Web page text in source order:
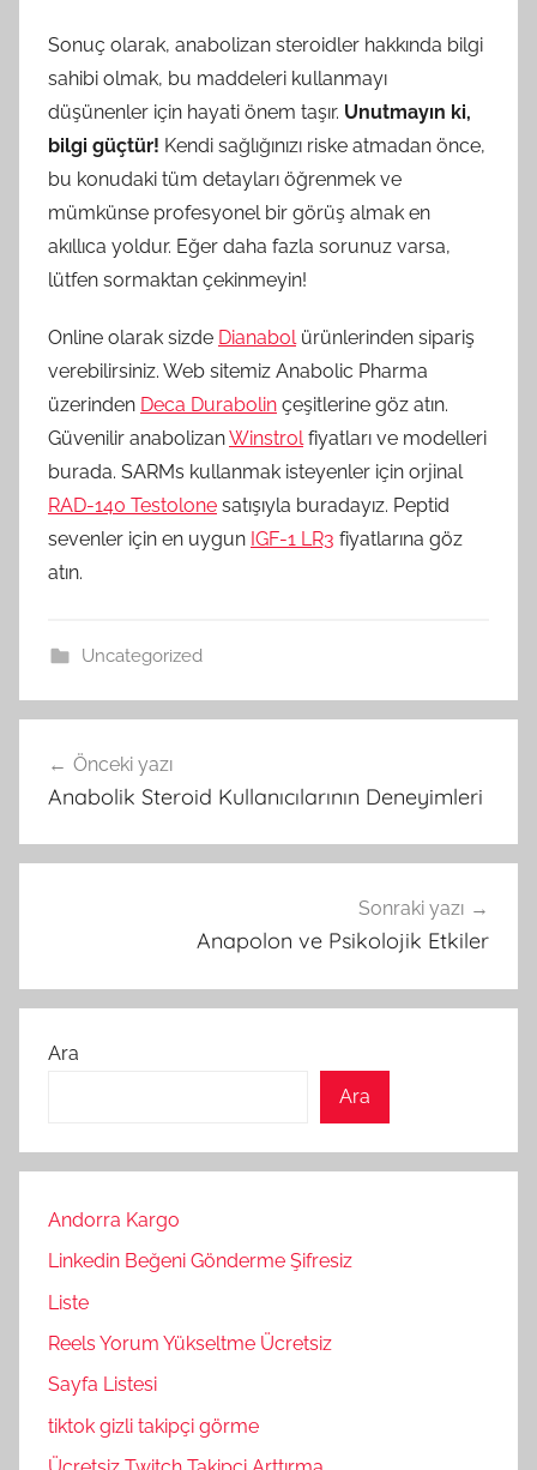
Sonuç olarak, anabolizan steroidler hakkında bilgi
sahibi olmak, bu maddeleri kullanmayı
düşünenler için hayati önem taşır. Unutmayın ki,
bilgi güçtür! Kendi sağlığınızı riske atmadan önce,
bu konudaki tüm detayları öğrenmek ve
mümkünse profesyonel bir görüş almak en
akıllıca yoldur. Eğer daha fazla sorunuz varsa,
lütfen sormaktan çekinmeyin!
Online olarak sizde Dianabol ürünlerinden sipariş
verebilirsiniz. Web sitemiz Anabolic Pharma
üzerinden Deca Durabolin çeşitlerine göz atın.
Güvenilir anabolizanWinstrol fiyatları ve modelleri
burada. SARMs kullanmak isteyenler için orjinal
RAD-140 Testolone satışıyla buradayız. Peptid
sevenler için en uygun IGF-1 LR3 fiyatlarına göz
atın.
Uncategorized
gezinmesi
Önceki yazı
Anabolik Steroid Kullanıcılarının Deneyimleri
Sonraki yazı
Anapolon ve Psikolojik Etkiler
Ara
Ara
Andorra Kargo
Linkedin Beğeni Gönderme Şifresiz
Liste
Reels Yorum Yükseltme Ücretsiz
Sayfa Listesi
tiktok gizli takipçi görme